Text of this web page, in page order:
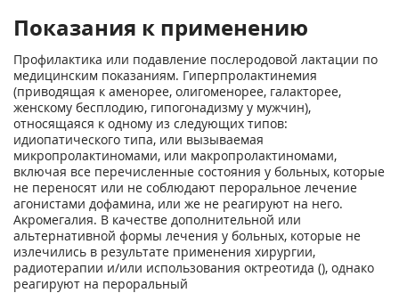
Показания к применению
Профилактика или подавление послеродовой лактации по
медицинским показаниям. Гиперпролактинемия
(приводящая к аменорее, олигоменорее, галакторее,
женскому бесплодию, гипогонадизму у мужчин),
относящаяся к одному из следующих типов:
идиопатического типа, или вызываемая
микропролактиномами, или макропролактиномами,
включая все перечисленные состояния у больных, которые
не переносят или не соблюдают пероральное лечение
агонистами дофамина, или же не реагируют на него.
Акромегалия. В качестве дополнительной или
альтернативной формы лечения у больных, которые не
излечились в результате применения хирургии,
радиотерапии и/или использования октреотида (), однако
реагируют на пероральный